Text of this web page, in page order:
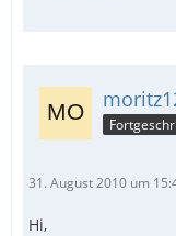
31. August 2010 um
Hi,